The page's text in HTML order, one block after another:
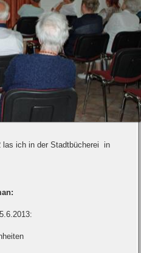
las ich in der Stadtbücherei in